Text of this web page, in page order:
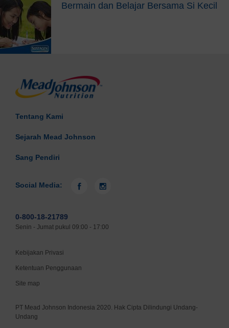
Bermain dan Belajar Bersama Si Kecil
Tentang Kami
Sejarah Mead Johnson
Sang Pendiri
Social Media:
0-800-18-21789
Senin - Jumat pukul 09:00 - 17:00
Kebijakan Privasi
Ketentuan Penggunaan
Site map
PT Mead Johnson Indonesia 2020. Hak Cipta Dilindungi Undang-
Undang